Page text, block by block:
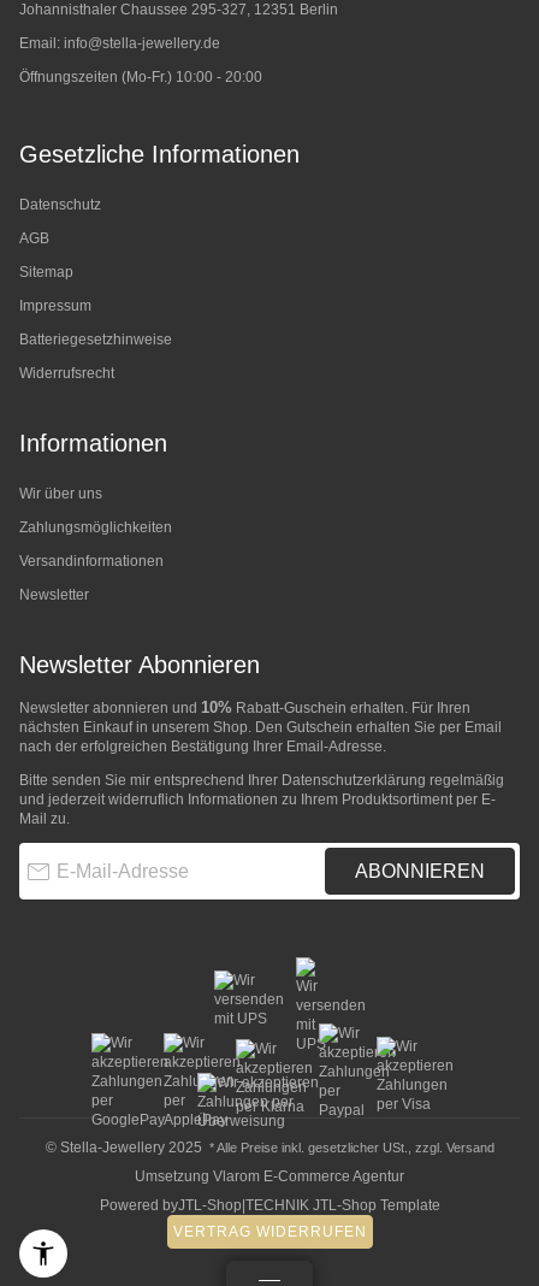
Johannisthaler Chaussee 295-327, 12351 Berlin
Email: info@stella-jewellery.de
Öffnungszeiten (Mo-Fr.) 10:00 - 20:00
Gesetzliche Informationen
Datenschutz
AGB
Sitemap
Impressum
Batteriegesetzhinweise
Widerrufsrecht
Informationen
Wir über uns
Zahlungsmöglichkeiten
Versandinformationen
Newsletter
Newsletter Abonnieren
Newsletter abonnieren und 10% Rabatt-Guschein erhalten. Für Ihren
nächsten Einkauf in unserem Shop. Den Gutschein erhalten Sie per Email
nach der erfolgreichen Bestätigung Ihrer Email-Adresse.
Bitte senden Sie mir entsprechend Ihrer Datenschutzerklärung regelmäßig
und jederzeit widerruflich Informationen zu Ihrem Produktsortiment per E-
Mail zu.
ABONNIEREN
© Stella-Jewellery 2025 * Alle Preise inkl. gesetzlicher USt., zzgl. Versand
Umsetzung Vlarom E-Commerce Agentur
Powered byJTL-Shop TECHNIK JTL-Shop Template
VERTRAG WIDERRUFEN